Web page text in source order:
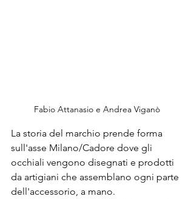
Fabio Attanasio e Andrea Viganò
La storia del marchio prende forma
sull'asse Milano/Cadore dove gli
occhiali vengono disegnati e prodotti
da artigiani che assemblano ogni parte
dell'accessorio, a mano.